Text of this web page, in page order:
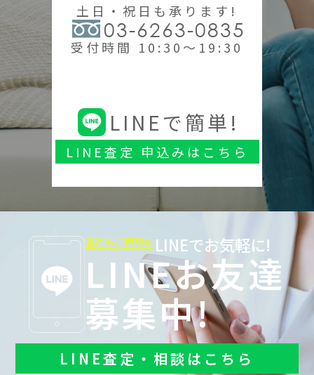
土日・祝日も承ります!
03-6263-0835
受付時間 10:30～19:30
LINEで簡単!
LINE査定 申込みはこちら
査定もご相談も LINEでお気軽に!
LINEお友達
募集中!
LINE査定・相談はこちら